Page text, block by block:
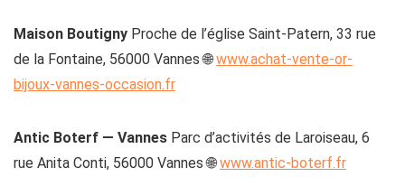
Maison Boutigny Proche de l’église Saint-Patern, 33 rue
de la Fontaine, 56000 Vannes 🌐www.achat-vente-or-
bijoux-vannes-occasion.fr
Antic Boterf — Vannes Parc d’activités de Laroiseau, 6
rue Anita Conti, 56000 Vannes 🌐www.antic-boterf.fr